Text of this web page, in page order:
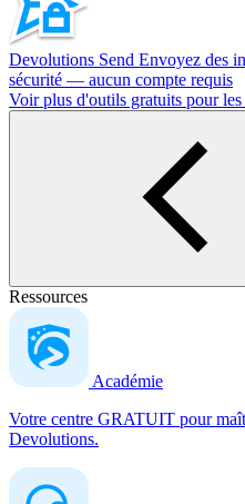
Devolutions Send Envoyez des
sécurité — aucun compte requis
Voir plus d'outils gratuits pour
Ressources
Académie
Votre centre GRATUIT pour
Devolutions.